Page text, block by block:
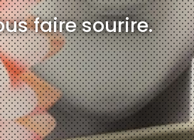
faire sourire.